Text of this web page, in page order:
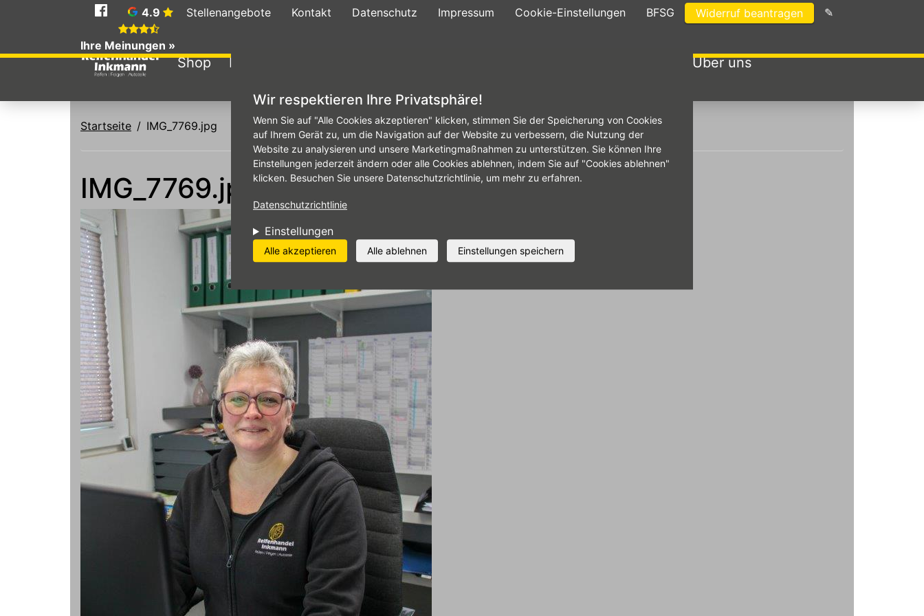
Wir respektieren Ihre Privatsphäre!
Wenn Sie auf "Alle Cookies akzeptieren" klicken, stimmen Sie der Speicherung von Cookies
auf Ihrem Gerät zu, um die Navigation auf der Website zu verbessern, die Nutzung der
Website zu analysieren und unsere Marketingmaßnahmen zu unterstützen. Sie können Ihre
Einstellungen jederzeit ändern oder alle Cookies ablehnen, indem Sie auf "Cookies ablehnen"
klicken. Besuchen Sie unsere Datenschutzrichtlinie, um mehr zu erfahren.
Datenschutzrichtlinie
Einstellungen
Alle akzeptieren Alle ablehnen Einstellungen speichern
Shop Reifen Über uns
Stellenangebote Kontakt Datenschutz Impressum Cookie-Einstellungen BFSG Widerruf beantragen ✎
Social
Media
4.9
Ihre Meinungen »
Startseite IMG_7769.jpg
IMG_7769.jpg